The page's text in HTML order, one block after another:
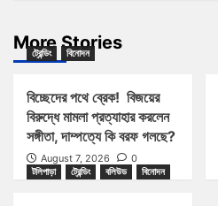
More Stories
ট্রেন্ডিং বিনোদন
বিচ্ছেদের পথে ব্রেক! বিজয়ের
বিরুদ্ধে মামলা প্রত্যাহার করলেন
সঙ্গীতা, দাম্পত্যে কি বরফ গলছে?
August 7, 2026 0
টলিপাড়া
ট্রেন্ডিং বলিউড বিনোদন